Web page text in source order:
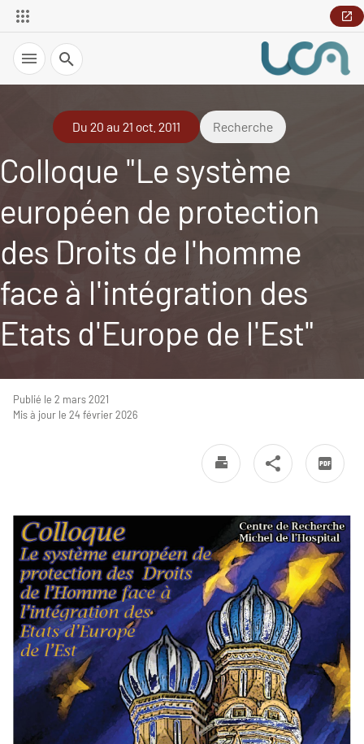
Recherche
Du 20 au 21 oct. 2011 Recherche
Colloque "Le système
européen de protection
des Droits de l'homme
face à l'intégration des
Etats d'Europe de l'Est"
Publié le 2 mars 2021
Mis à jour le 24 février 2026